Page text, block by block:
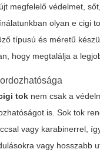
megfelelő védelmet,
olyan e cigi
típusú és méretű
hogy megtalálja a
tok nem csak a
is. Sok tok
vagy karabinerrel,
vagy hosszabb